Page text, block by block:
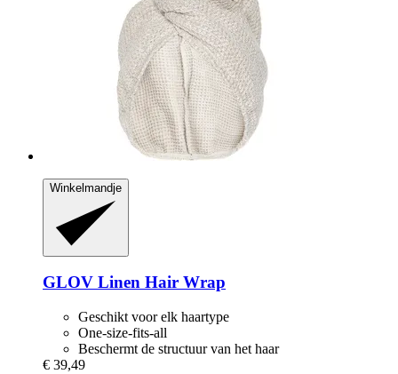
Winkelmandje
GLOV Linen Hair Wrap
Geschikt voor elk haartype
One-size-fits-all
Beschermt de structuur van het haar
€ 39,49